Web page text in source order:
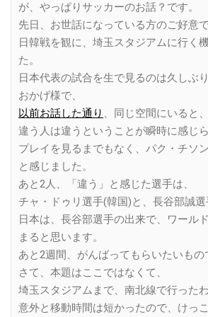
が、やっぱりサッカーのお話？です。
先日、お世話になっている方のご好意で
日韓戦を観に、埼玉スタジアムに行く
た。
日本代表の試合を生で見るのは久しぶり
おかげ様で、
以前お話した通り 、同じ空間にいると、
違う人は違うということが瞬時に感じ
プレイを見るまでもなく、パク・チソ
と感じました。
あと2人、「違う」と感じた選手は、
チャ・ドゥリ選手(韓国)と、長谷部誠選
日本は、長谷部選手の出来で、ワール
まると思います。
あと2週間、がんばってもらいたいもの
さて、本題はここではなくて、
埼玉スタジアムまで、南北線で行ったわ
意外と移動時間は短かったので、けっ